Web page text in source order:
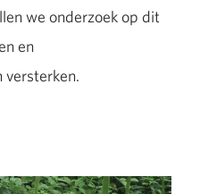
we onderzoek op dit
en
versterken.